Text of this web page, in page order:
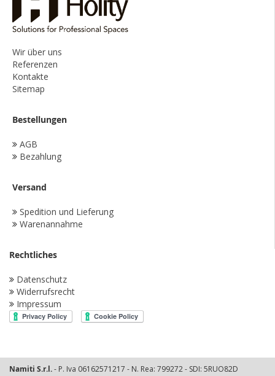
Wir über uns
Referenzen
Kontakte
Sitemap
Bestellungen
AGB
Bezahlung
Versand
Spedition und Lieferung
Warenannahme
Rechtliches
Datenschutz
Widerrufsrecht
Impressum
Namiti S.r.l.- P. Iva 06162571217 - N. Rea: 799272 - SDI: 5RUO82D